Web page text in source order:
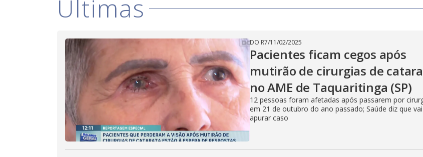
Últimas
DO R7/11/02/2025
Pacientes ficam cegos após
mutirão de cirurgias de
no AME de Taquaritinga (SP)
12 pessoas foram afetadas após passarem por
em 21 de outubro do ano passado; Saúde diz que vai
apurar caso